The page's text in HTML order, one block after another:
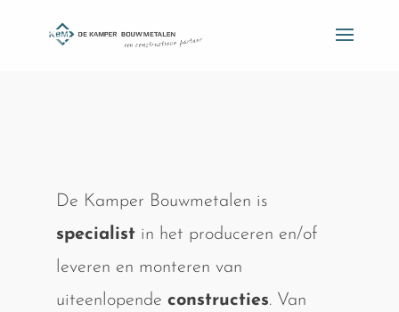
De Kamper Bouwmetalen is
specialistin het produceren en/of
leveren en monteren van
uiteenlopende constructies. Van